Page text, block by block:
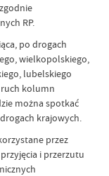
RP.
po drogach
wielkopolskiego,
lubelskiego
kolumn
można spotkać
krajowych.
przez
i przerzutu